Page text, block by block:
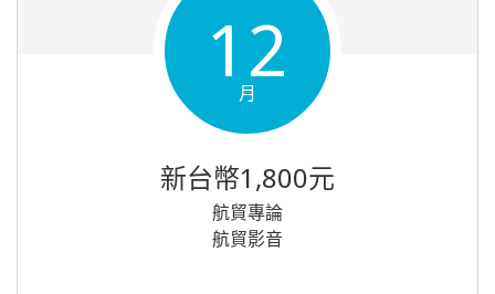
12
月
新台幣1,800元
航貿專論
航貿影音